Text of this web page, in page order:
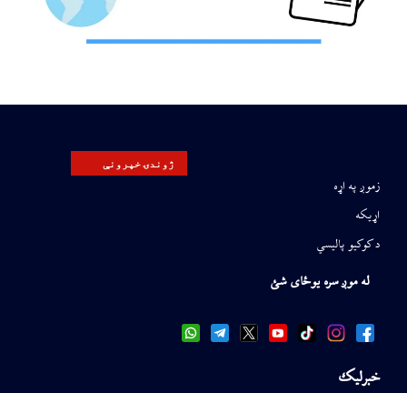
ژوندۍ خپرونې
زموږ په اړه
اړیکه
د کوکیو پالیسي
له موږ سره یوځای شئ
خبرلیک